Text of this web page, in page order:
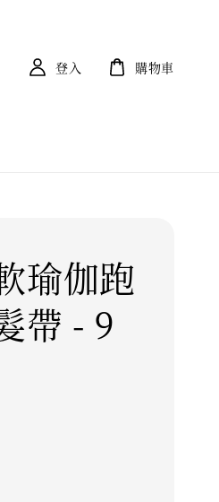
登入 購物車
瑜伽跑
帶 - 9